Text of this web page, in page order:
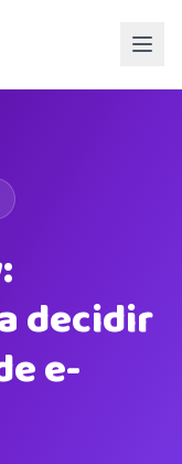
decidir
e-